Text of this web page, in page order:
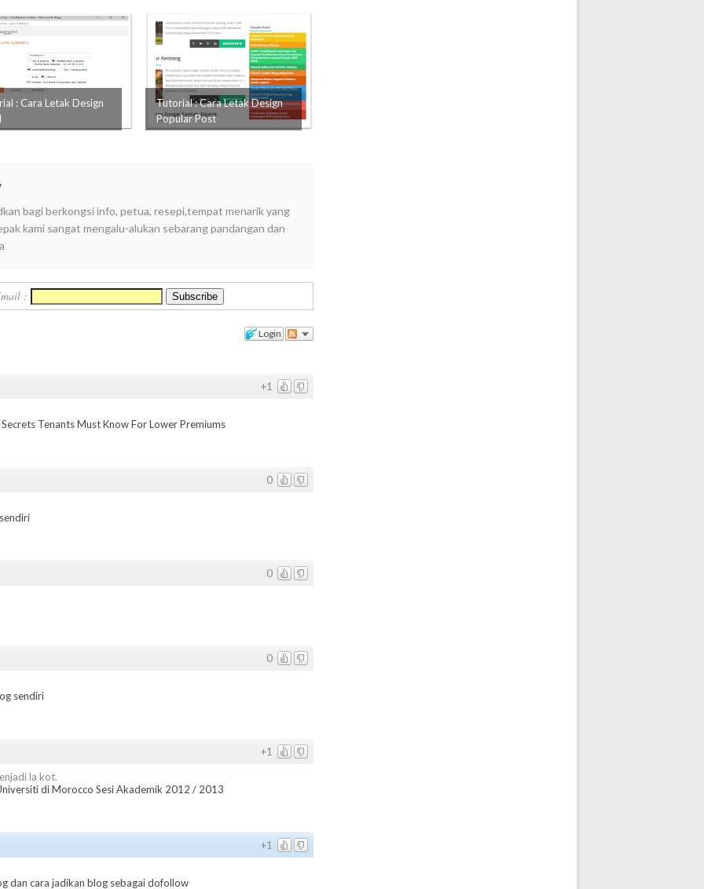
: Cara Letak Design
Tutorial : Cara Letak Design
Popular Post
bagi berkongsi info, petua, resepi,tempat menarik yang
kami sangat mengalu-alukan sebarang pandangan dan
:
Login
+1
Tenants Must Know For Lower Premiums
0
0
0
sendiri
+1
la kot.
di Morocco Sesi Akademik 2012 / 2013
+1
dan cara jadikan blog sebagai dofollow